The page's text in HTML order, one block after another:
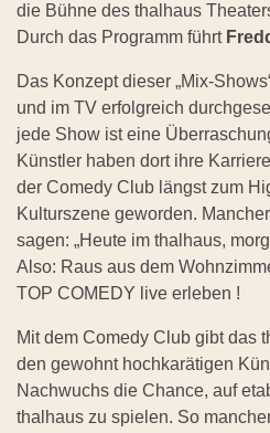
die Bühne des thalhaus
Durch das Programm führt
Das Konzept dieser „Mix-
und im TV erfolgreich
jede Show ist eine
Künstler haben dort ihre
der Comedy Club längst zum
Kulturszene geworden.
sagen: „Heute im thalhaus,
Also: Raus aus dem
TOP COMEDY live erleben !
Mit dem Comedy Club gibt das
den gewohnt hochkarätigen
Nachwuchs die Chance, auf
thalhaus zu spielen. So